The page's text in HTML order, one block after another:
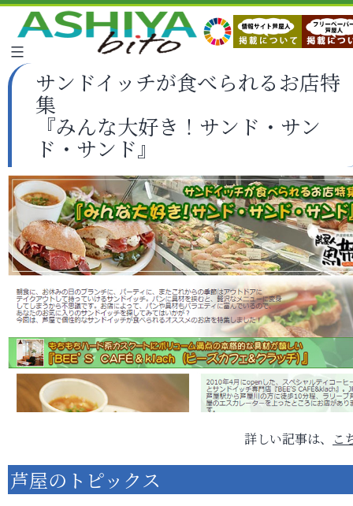
サンドイッチが食べられるお店特
集
『みんな大好き！サンド・サン
ド・サンド』
詳しい記事は、 こ
芦屋のトピックス